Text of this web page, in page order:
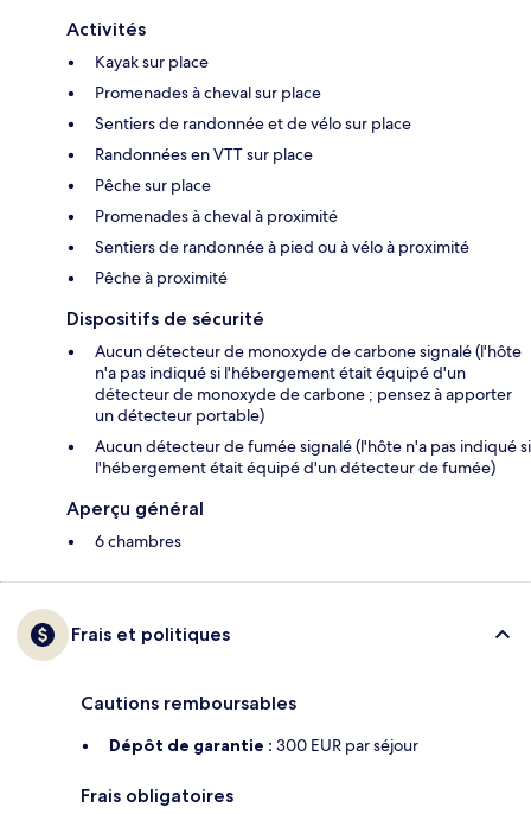
Activités
Kayak sur place
Promenades à cheval sur place
Sentiers de randonnée et de vélo sur place
Randonnées en VTT sur place
Pêche sur place
Promenades à cheval à proximité
Sentiers de randonnée à pied ou à vélo à proximité
Pêche à proximité
Dispositifs de sécurité
Aucun détecteur de monoxyde de carbone signalé (l'hôte
n'a pas indiqué si l'hébergement était équipé d'un
détecteur de monoxyde de carbone ; pensez à apporter
un détecteur portable)
Aucun détecteur de fumée signalé (l'hôte n'a pas indiqué si
l'hébergement était équipé d'un détecteur de fumée)
Aperçu général
6 chambres
Frais et politiques
Cautions remboursables
Dépôt de garantie : 300 EUR par séjour
Frais obligatoires